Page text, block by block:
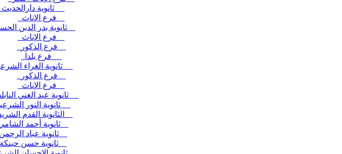
ثانوية عبد الغني النابلسي
ثانوية أحمد الشامي